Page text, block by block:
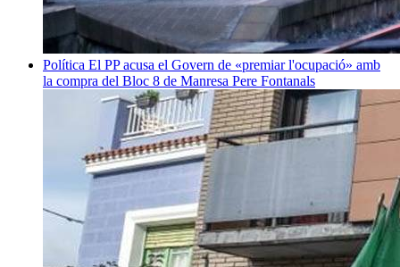
Política El PP acusa el Govern de «premiar l'ocupació» amb
la compra del Bloc 8 de Manresa Pere Fontanals